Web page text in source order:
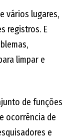
vários lugares,
registros. E
limpar e
de funções
ocorrência de
e